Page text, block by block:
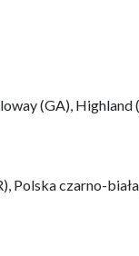
(GA),
Polska czarno-